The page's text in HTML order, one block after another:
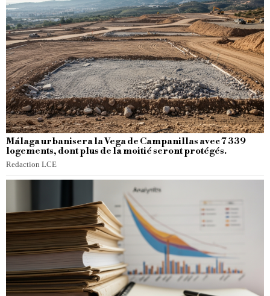
Málaga urbanisera la Vega de Campanillas avec 7 339
logements, dont plus de la moitié seront protégés.
Redaction LCE